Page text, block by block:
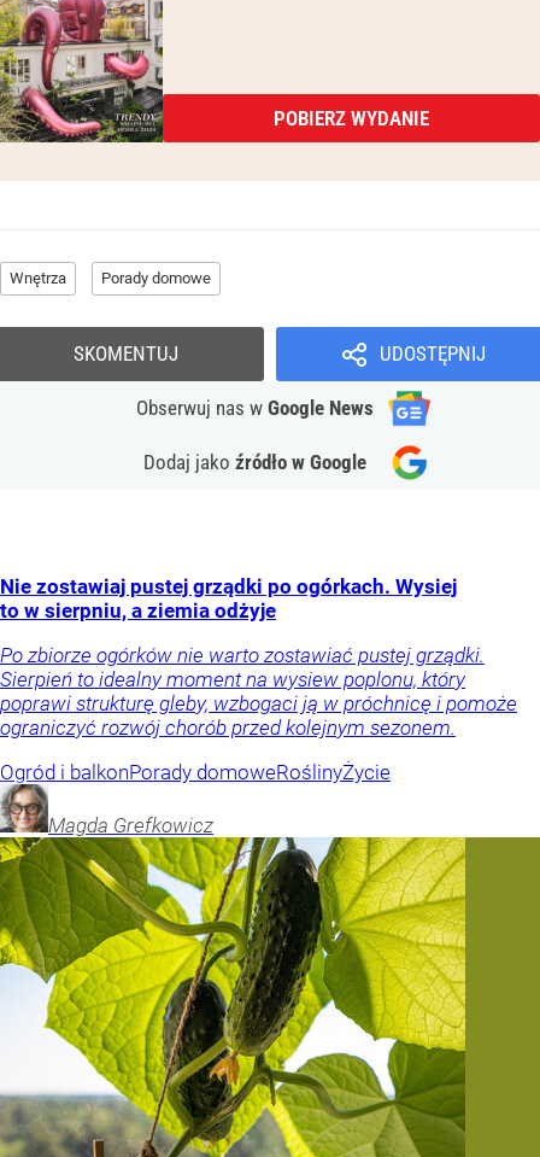
POBIERZ WYDANIE
Wnętrza Porady domowe
UDOSTĘPNIJ
Obserwuj nas w Google News
Dodaj jako źródło w Google
SKOMENTUJ
Nie zostawiaj pustej grządki po ogórkach. Wysiej
to w sierpniu, a ziemia odżyje
Po zbiorze ogórków nie warto zostawiać pustej grządki.
Sierpień to idealny moment na wysiew poplonu, który
poprawi strukturę gleby, wzbogaci ją w próchnicę i pomoże
ograniczyć rozwój chorób przed kolejnym sezonem.
Ogród i balkonPorady domoweRoślinyŻycie
Magda Grefkowicz